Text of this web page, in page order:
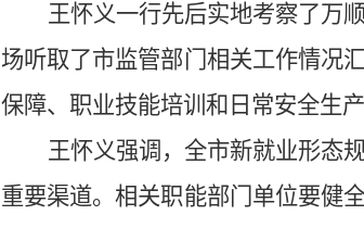
王怀义一行先后实地考察了万
场听取了市监管部门相关工作情况
保障、职业技能培训和日常安全生产
王怀义强调，全市新就业形态
重要渠道。相关职能部门单位要健